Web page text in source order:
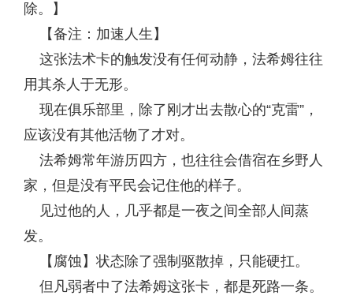
除。】
【备注：加速人生】
这张法术卡的触发没有任何动静，法希姆往往
用其杀人于无形。
现在俱乐部里，除了刚才出去散心的“克雷”，
应该没有其他活物了才对。
法希姆常年游历四方，也往往会借宿在乡野人
家，但是没有平民会记住他的样子。
见过他的人，几乎都是一夜之间全部人间蒸
发。
【腐蚀】状态除了强制驱散掉，只能硬扛。
但凡弱者中了法希姆这张卡，都是死路一条。